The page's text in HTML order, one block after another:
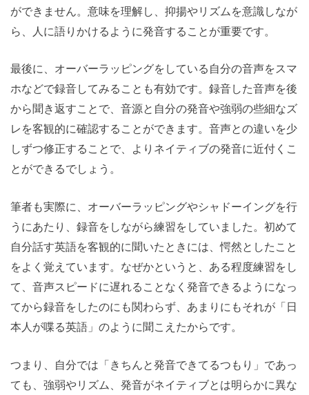
ができません。意味を理解し、抑揚やリズムを意識しなが
ら、人に語りかけるように発音することが重要です。
最後に、オーバーラッピングをしている自分の音声をスマ
ホなどで録音してみることも有効です。録音した音声を後
から聞き返すことで、音源と自分の発音や強弱の些細なズ
レを客観的に確認することができます。音声との違いを少
しずつ修正することで、よりネイティブの発音に近付くこ
とができるでしょう。
筆者も実際に、オーバーラッピングやシャドーイングを行
うにあたり、録音をしながら練習をしていました。初めて
自分話す英語を客観的に聞いたときには、愕然としたこと
をよく覚えています。なぜかというと、ある程度練習をし
て、音声スピードに遅れることなく発音できるようになっ
てから録音をしたのにも関わらず、あまりにもそれが「日
本人が喋る英語」のように聞こえたからです。
つまり、自分では「きちんと発音できてるつもり」であっ
ても、強弱やリズム、発音がネイティブとは明らかに異な